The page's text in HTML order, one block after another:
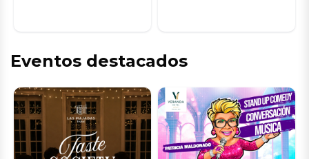
Eventos destacados